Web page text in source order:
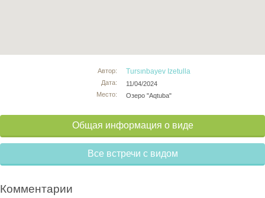
Автор:
Дата:
Место:
Tursınbayev Izetulla
11/04/2024
Озеро "Aqtuba"
Общая информация о виде
Все встречи с видом
Комментарии